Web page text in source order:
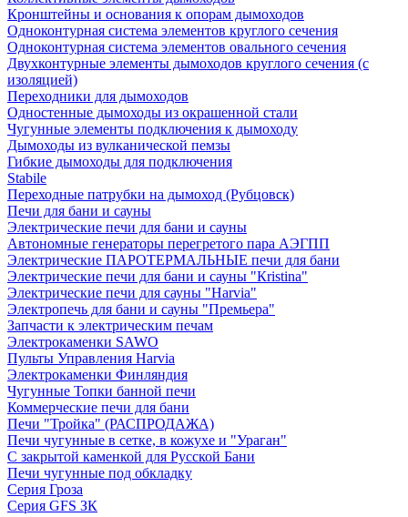
Кронштейны и основания к опорам дымоходов
Одноконтурная система элементов круглого сечения
Одноконтурная система элементов овального сечения
Двухконтурные элементы дымоходов круглого сечения (с
изоляцией)
Переходники для дымоходов
Одностенные дымоходы из окрашенной стали
Чугунные элементы подключения к дымоходу
Дымоходы из вулканической пемзы
Гибкие дымоходы для подключения
Stabile
Переходные патрубки на дымоход (Рубцовск)
Печи для бани и сауны
Электрические печи для бани и сауны
Автономные генераторы перегретого пара АЭГПП
Электрические ПАРОТЕРМАЛЬНЫЕ печи для бани
Электрические печи для бани и сауны "Кristina"
Электрические печи для сауны "Harvia"
Электропечь для бани и сауны "Премьера"
Запчасти к электрическим печам
Электрокаменки SAWO
Пульты Управления Harvia
Электрокаменки Финляндия
Чугунные Топки банной печи
Коммерческие печи для бани
Печи "Тройка" (РАСПРОДАЖА)
Печи чугунные в сетке, в кожухе и "Ураган"
С закрытой каменкой для Русской Бани
Печи чугунные под обкладку
Серия Гроза
Серия GFS ЗК